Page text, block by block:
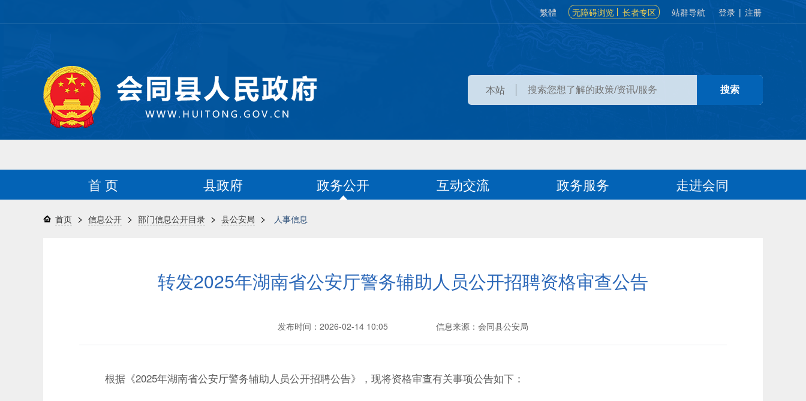
繁體 无障碍浏览 长者专区 站群导航 登录 | 注册
本站
首 页 县政府 政务公开 互动交流 政务服务 走进会同
首页 > 信息公开 > 部门信息公开目录 > 县公安局 > 人事信息
转发2025年湖南省公安厅警务辅助人员公开招聘资格审查公告
发布时间：2026-02-14 10:05 信息来源：会同县公安局
根据《2025年湖南省公安厅警务辅助人员公开招聘公告》，现将资格审查有关事项公告如下：